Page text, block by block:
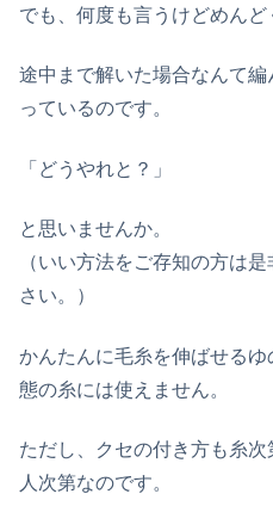
でも、何度も言うけどめんど
途中まで解いた場合なんて
っているのです。
「どうやれと？」
と思いませんか。
（いい方法をご存知の方は
さい。）
かんたんに毛糸を伸ばせる
態の糸には使えません。
ただし、クセの付き方も糸
人次第なのです。